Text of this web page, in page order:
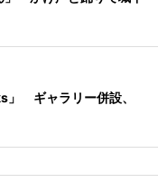
ギャラリー併設、